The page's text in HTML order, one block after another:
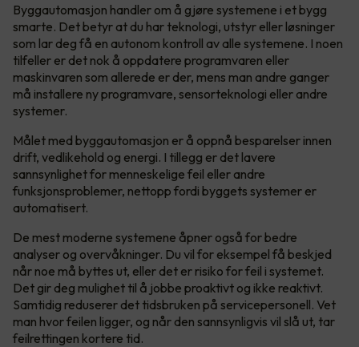
Byggautomasjon handler om å gjøre systemene i et bygg
smarte. Det betyr at du har teknologi, utstyr eller løsninger
som lar deg få en autonom kontroll av alle systemene. I noen
tilfeller er det nok å oppdatere programvaren eller
maskinvaren som allerede er der, mens man andre ganger
må installere ny programvare, sensorteknologi eller andre
systemer.
Målet med byggautomasjon er å oppnå besparelser innen
drift, vedlikehold og energi. I tillegg er det lavere
sannsynlighet for menneskelige feil eller andre
funksjonsproblemer, nettopp fordi byggets systemer er
automatisert.
De mest moderne systemene åpner også for bedre
analyser og overvåkninger. Du vil for eksempel få beskjed
når noe må byttes ut, eller det er risiko for feil i systemet.
Det gir deg mulighet til å jobbe proaktivt og ikke reaktivt.
Samtidig reduserer det tidsbruken på servicepersonell. Vet
man hvor feilen ligger, og når den sannsynligvis vil slå ut, tar
feilrettingen kortere tid.